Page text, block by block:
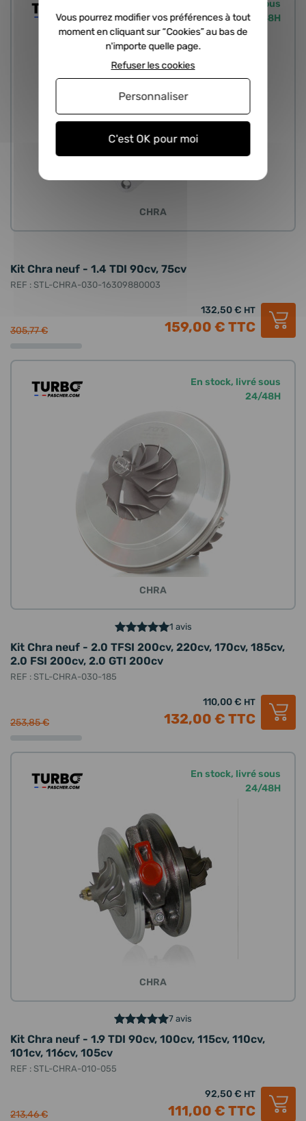
En stock, livré sous
24/48H
CHRA
Kit Chra neuf - 1.4 TDI 90cv, 75cv
REF : STL-CHRA-030-16309880003
305,77 €
132,50 € HT
159,00 € TTC
En stock, livré sous
24/48H
CHRA
1 avis
Kit Chra neuf - 2.0 TFSI 200cv, 220cv, 170cv, 185cv,
2.0 FSI 200cv, 2.0 GTI 200cv
REF : STL-CHRA-030-185
253,85 €
110,00 € HT
132,00 € TTC
En stock, livré sous
24/48H
CHRA
7 avis
Kit Chra neuf - 1.9 TDI 90cv, 100cv, 115cv, 110cv,
101cv, 116cv, 105cv
REF : STL-CHRA-010-055
213,46 €
92,50 € HT
111,00 € TTC
Vous pourrez modifier vos préférences à tout
moment en cliquant sur “Cookies” au bas de
n'importe quelle page.
C'est OK pour moi
Refuser les cookies
Personnaliser